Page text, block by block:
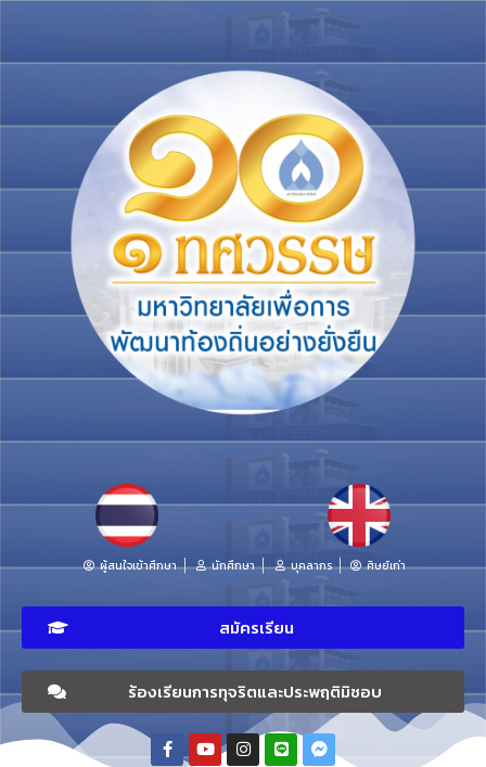
ผู้สนใจเข้าศึกษา นักศึกษา บุคลากร ศิษย์เก่า
สมัครเรียน
ร้องเรียนการทุจริตและประพฤติมิชอบ